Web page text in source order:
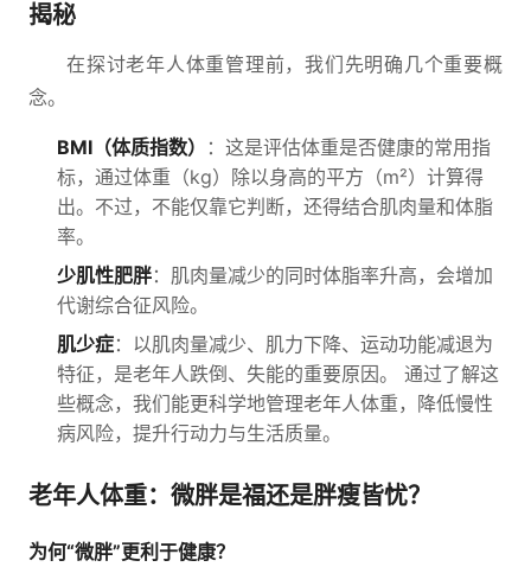
揭秘
在探讨老年人体重管理前，我们先明确几个重要概
念。
BMI（体质指数）
：这是评估体重是否健康的常用指
标，通过体重（kg）除以身高的平方（m²）计算得
出。不过，不能仅靠它判断，还得结合肌肉量和体脂
率。
少肌性肥胖：肌肉量减少的同时体脂率升高，会增加
代谢综合征风险。
肌少症：以肌肉量减少、肌力下降、运动功能减退为
特征，是老年人跌倒、失能的重要原因。 通过了解这
些概念，我们能更科学地管理老年人体重，降低慢性
病风险，提升行动力与生活质量。
老年人体重：微胖是福还是胖瘦皆忧？
为何“微胖”更利于健康？